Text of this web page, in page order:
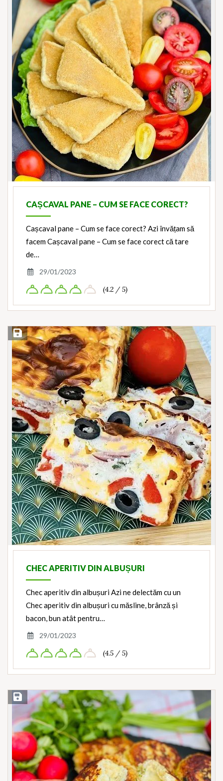
CAȘCAVAL PANE – CUM SE FACE CORECT?
Cașcaval pane – Cum se face corect? Azi învățam să
facem Cașcaval pane – Cum se face corect că tare
de…
29/01/2023
(4.2 / 5)
Save Recipe
CHEC APERITIV DIN ALBUȘURI
Chec aperitiv din albușuri Azi ne delectăm cu un
Chec aperitiv din albușuri cu măsline, brânză și
bacon, bun atât pentru…
29/01/2023
(4.5 / 5)
Save Recipe